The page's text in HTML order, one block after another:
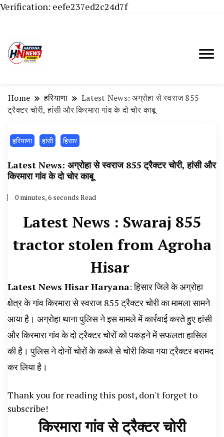
Verification: eefe237ed2c24d7f
हांसी, जींद और हरियाणा की ताजा खबरें
Haryana News Today, Haryana Live, Live
चैनल, Haryana News Today, Latest News
Hisar, Hisar Breaking News, Hansi News
News Live, Hansi News Live, Haryana ki
Taaja Khabar, Haryana Crime News Today,
Weather Update in Haryana, Weather Alert
Haryana Police Fir, Haryana Portet Update
News, Student Portest News, Kisan Protest
News, AHN News, Abtak Haryana News,
Home हरियाणा
Latest News: अग्रोहा से स्वराज 855
ट्रैक्टर चोरी, हांसी और किरमारा गांव के दो चोर काबू
हरियाणा हांसी हिसार
Latest News: अग्रोहा से स्वराज 855 ट्रैक्टर चोरी, हांसी और
किरमारा गांव के दो चोर काबू
0 minutes, 6 seconds Read
Latest News : Swaraj 855
tractor stolen from Agroha
Hisar
Latest News Hisar Haryana: हिसार जिले के अग्रोहा
क्षेत्र के गांव किरमारा से स्वराज 855 ट्रैक्टर चोरी का मामला सामने
आया है। अग्रोहा थाना पुलिस ने इस मामले में कार्रवाई करते हुए हांसी
और किरमारा गांव के दो ट्रैक्टर चोरों को पकड़ने में सफलता हासिल
की है। पुलिस ने दोनों चोरों के कब्जे से चोरी किया गया ट्रैक्टर बरामद
कर लिया है।
Thank you for reading this post, don't forget to
subscribe!
किरमारा गांव से ट्रैक्टर चोरी